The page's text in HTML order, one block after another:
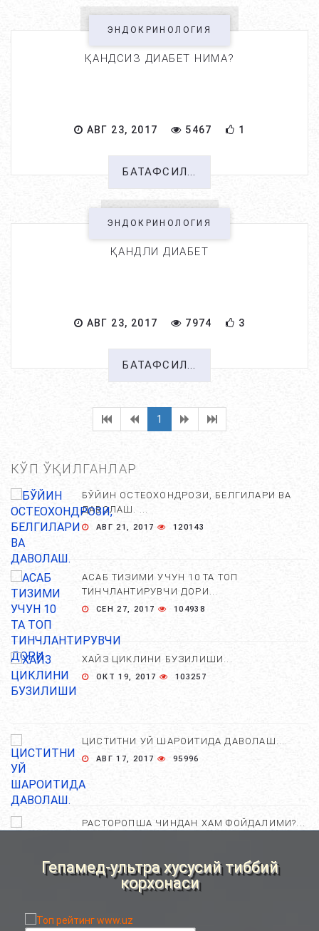
ЭНДОКРИНОЛОГИЯ
ҚАНДСИЗ ДИАБЕТ НИМА?
АВГ 23, 2017 5467 1
БАТАФСИЛ...
ЭНДОКРИНОЛОГИЯ
ҚАНДЛИ ДИАБЕТ
АВГ 23, 2017 7974 3
БАТАФСИЛ...
1
КЎП ЎҚИЛГАНЛАР
БЎЙИН ОСТЕОХОНДРОЗИ, БЕЛГИЛАРИ ВА
ДАВОЛАШ. ...
АВГ 21, 2017 120143
АСАБ ТИЗИМИ УЧУН 10 ТА ТОП
ТИНЧЛАНТИРУВЧИ ДОРИ...
СЕН 27, 2017 104938
ХАЙЗ ЦИКЛИНИ БУЗИЛИШИ...
ОКТ 19, 2017 103257
ЦИСТИТНИ УЙ ШАРОИТИДА ДАВОЛАШ....
АВГ 17, 2017 95996
РАСТОРОПША ЧИНДАН ХАМ ФОЙДАЛИМИ?...
НОСТАНДАРТ УСУЛЛАРИ....
Гепамед-ультра хусусий тиббий
корхонаси